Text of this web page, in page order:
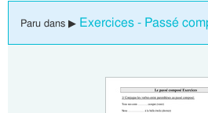
Paru dans ▶ Exercices - Passé